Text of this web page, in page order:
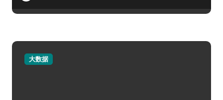
大数据